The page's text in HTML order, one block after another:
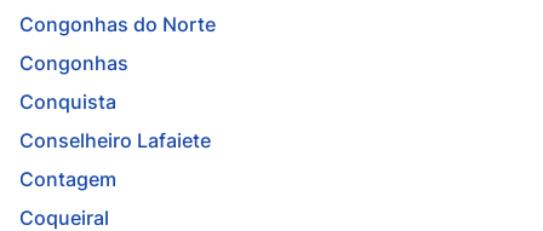
Congonhas do Norte
Congonhas
Conquista
Conselheiro Lafaiete
Contagem
Coqueiral